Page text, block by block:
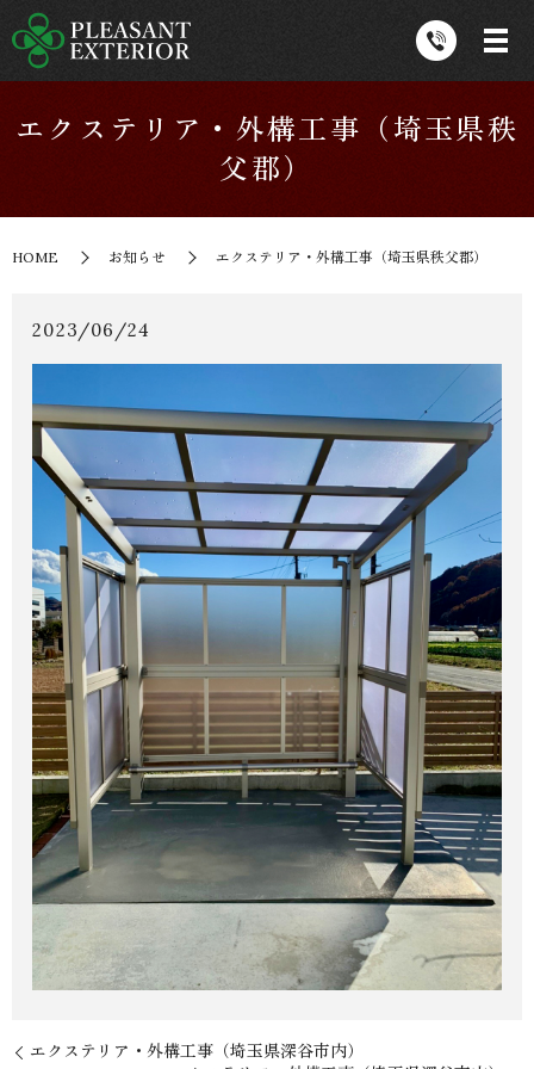
エクステリア・外構工事（埼玉県秩
父郡）
HOME お知らせ エクステリア・外構工事（埼玉県秩父郡）
2023/06/24
エクステリア・外構工事（埼玉県深谷市内）